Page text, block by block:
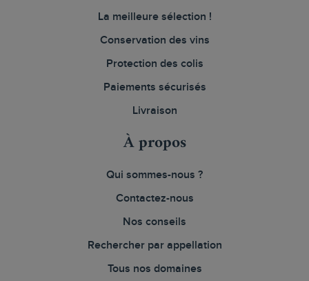
La meilleure sélection !
Conservation des vins
Protection des colis
Paiements sécurisés
Livraison
À propos
Qui sommes-nous ?
Contactez-nous
Nos conseils
Rechercher par appellation
Tous nos domaines